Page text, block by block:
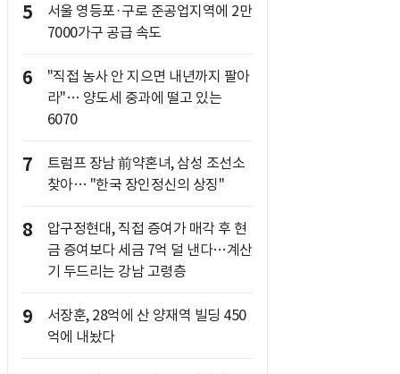
5
서울 영등포·구로 준공업지역에 2만
7000가구 공급 속도
6
"직접 농사 안 지으면 내년까지 팔아
라"… 양도세 중과에 떨고 있는
6070
7
트럼프 장남 前약혼녀, 삼성 조선소
찾아… "한국 장인정신의 상징"
8
압구정현대, 직접 증여가 매각 후 현
금 증여보다 세금 7억 덜 낸다…계산
기 두드리는 강남 고령층
9
서장훈, 28억에 산 양재역 빌딩 450
억에 내놨다